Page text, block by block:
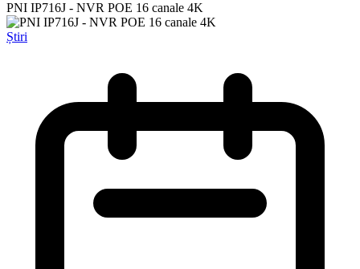
PNI IP716J - NVR POE 16 canale 4K
Știri